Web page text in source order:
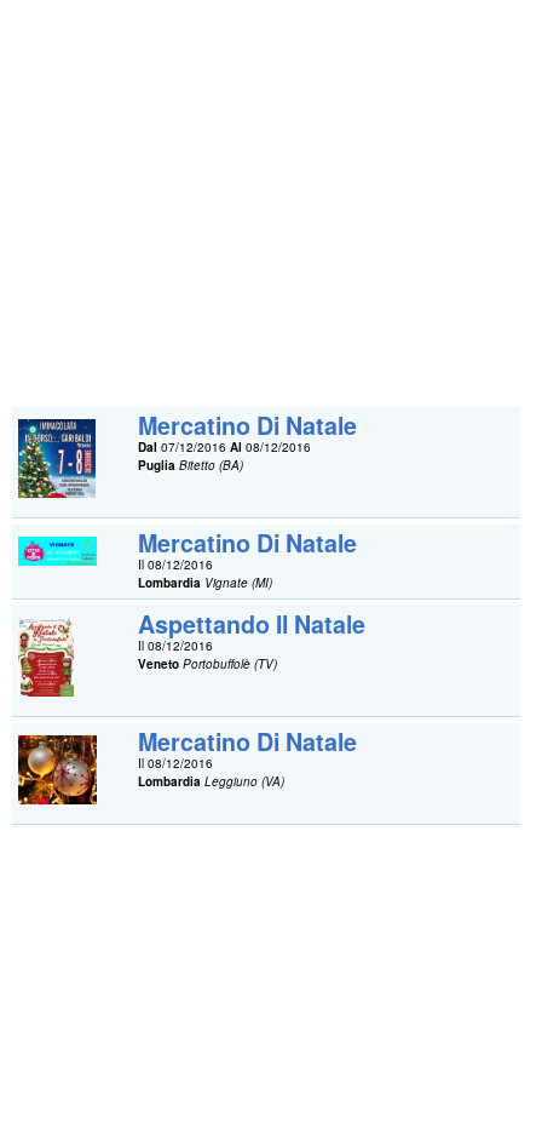
Mercatino Di Natale
Dal 07/12/2016Al 08/12/2016
Puglia Bitetto (BA)
Mercatino Di Natale
Il 08/12/2016
Lombardia Vignate (MI)
Aspettando Il Natale
Il 08/12/2016
Veneto Portobuffolè (TV)
Mercatino Di Natale
Il 08/12/2016
Lombardia Leggiuno (VA)